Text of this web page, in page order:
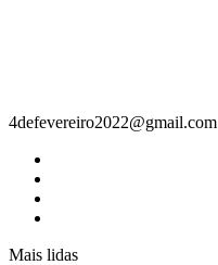
4defevereiro2022@gmail.com
Mais lidas